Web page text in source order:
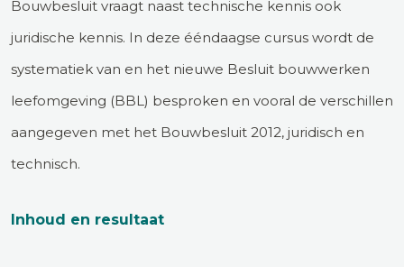
Bouwbesluit vraagt naast technische kennis ook
juridische kennis. In deze ééndaagse cursus wordt de
systematiek van en het nieuwe Besluit bouwwerken
leefomgeving (BBL) besproken en vooral de verschillen
aangegeven met het Bouwbesluit 2012, juridisch en
technisch.
Inhoud en resultaat